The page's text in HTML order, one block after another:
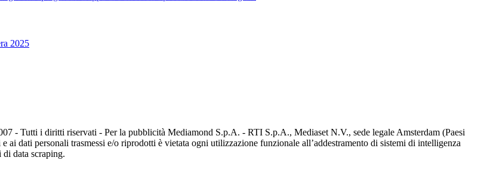
2025
- Tutti i diritti riservati - Per la pubblicità Mediamond S.p.A. - RTI S.p.A., Mediaset N.V., sede legale Amsterdam (Paesi
ai dati personali trasmessi e/o riprodotti è vietata ogni utilizzazione funzionale all’addestramento di sistemi di intelligenza
data scraping.